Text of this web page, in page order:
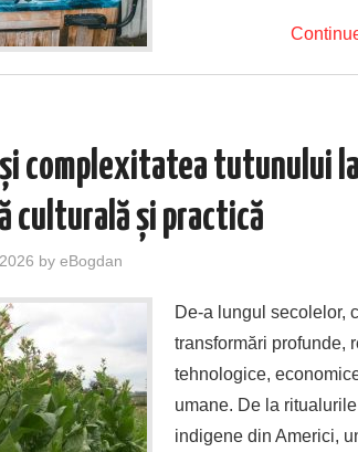
complexitatea tutunului
culturală și practică
by eBogdan
De-a lungul secolelor,
transformări profunde,
tehnologice,
umane. De la
indigene din Americi,